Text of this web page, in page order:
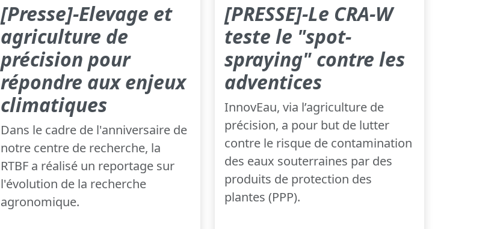
[Presse]-Elevage et
agriculture de
précision pour
répondre aux enjeux
climatiques
Dans le cadre de l'anniversaire de
notre centre de recherche, la
RTBF a réalisé un reportage sur
l'évolution de la recherche
agronomique.
[PRESSE]-Le CRA-W
teste le "spot-
spraying" contre les
adventices
InnovEau, via l’agriculture de
précision, a pour but de lutter
contre le risque de contamination
des eaux souterraines par des
produits de protection des
plantes (PPP).